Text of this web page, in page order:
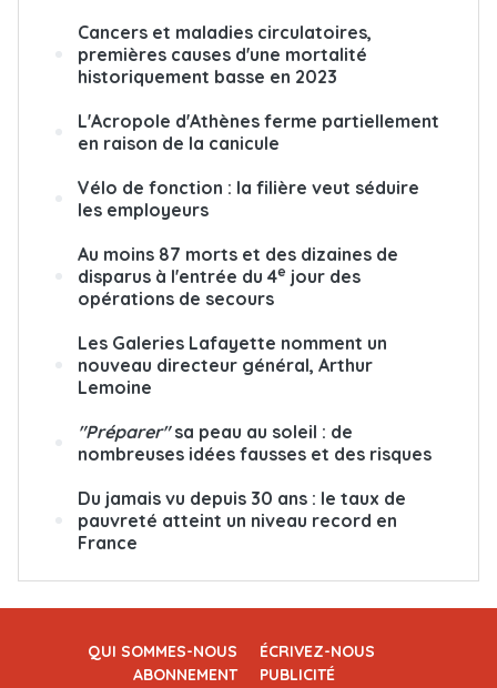
Cancers et maladies circulatoires,
premières causes d'une mortalité
historiquement basse en 2023
L'Acropole d'Athènes ferme partiellement
en raison de la canicule
Vélo de fonction : la filière veut séduire
les employeurs
Au moins 87 morts et des dizaines de
disparus à l'entrée du 4e jour des
opérations de secours
Les Galeries Lafayette nomment un
nouveau directeur général, Arthur
Lemoine
"Préparer"sa peau au soleil : de
nombreuses idées fausses et des risques
Du jamais vu depuis 30 ans : le taux de
pauvreté atteint un niveau record en
France
QUI SOMMES-NOUS
ÉCRIVEZ-NOUS
ABONNEMENT
PUBLICITÉ